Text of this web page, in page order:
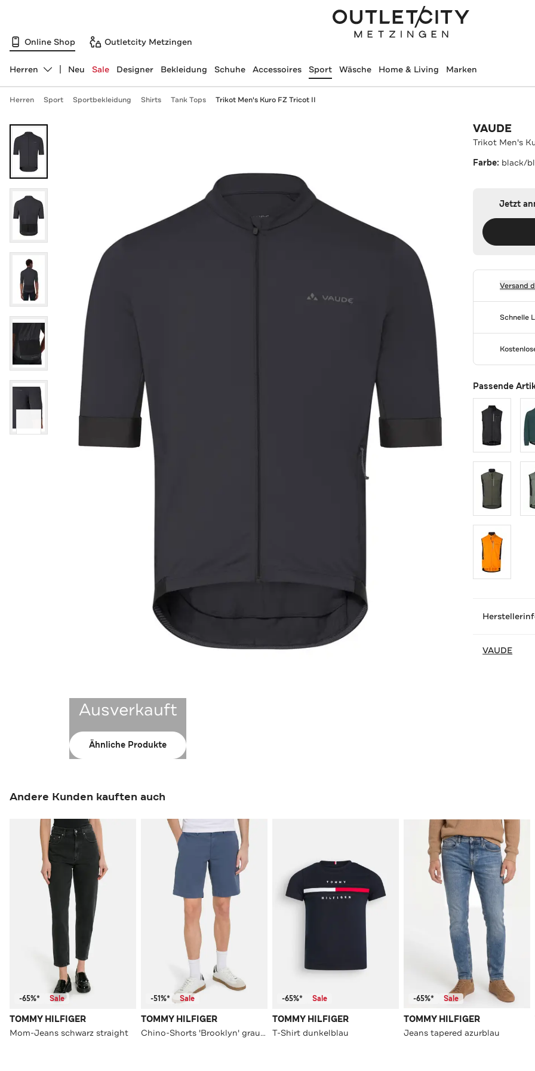
Online Shop Outletcity Metzingen
Abteilung ändern, ausgewählt:
Herren Neu Sale Designer Bekleidung Schuhe Accessoires Sport Wäsche Home & Living Marken
Herren Sport Sportbekleidung Shirts Tank Tops Trikot Men's Kuro FZ Tricot II
Ausverkauft
Ähnliche Produkte
VAUDE
Trikot Men's
Farbe: black/
Jetzt
Versand
Schnelle
Passende
VAUDE
Andere Kunden kauften auch
-65%* Sale
TOMMY HILFIGER
Mom-Jeans schwarz straight
-51%* Sale
TOMMY HILFIGER
Chino-Shorts 'Brooklyn' graublau
-65%* Sale
TOMMY HILFIGER
T-Shirt dunkelblau
-65%* Sale
TOMMY HILFIGER
Jeans tapered azurblau